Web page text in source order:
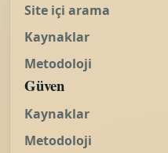
Site içi arama
Kaynaklar
Metodoloji
Güven
Kaynaklar
Metodoloji